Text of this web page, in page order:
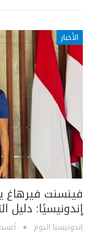
الأخبار
فينسنت فيرهاغ
إندونيسيًا: دليل
إندونيسيا اليوم أغسطس